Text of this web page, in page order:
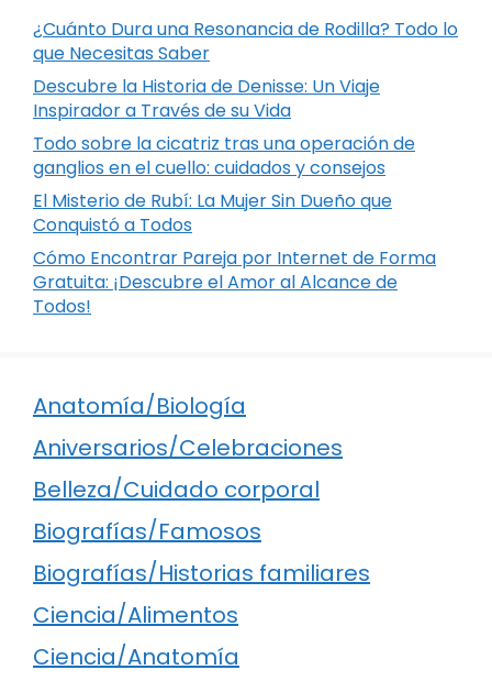
¿Cuánto Dura una Resonancia de Rodilla? Todo lo
que Necesitas Saber
Descubre la Historia de Denisse: Un Viaje
Inspirador a Través de su Vida
Todo sobre la cicatriz tras una operación de
ganglios en el cuello: cuidados y consejos
El Misterio de Rubí: La Mujer Sin Dueño que
Conquistó a Todos
Cómo Encontrar Pareja por Internet de Forma
Gratuita: ¡Descubre el Amor al Alcance de
Todos!
Anatomía/Biología
Aniversarios/Celebraciones
Belleza/Cuidado corporal
Biografías/Famosos
Biografías/Historias familiares
Ciencia/Alimentos
Ciencia/Anatomía